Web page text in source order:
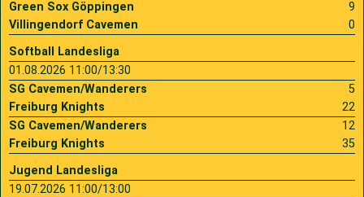
Green Sox Göppingen
9
Villingendorf Cavemen
0
Softball Landesliga
01.08.2026 11:00/13:30
SG Cavemen/Wanderers
5
Freiburg Knights
22
SG Cavemen/Wanderers
12
Freiburg Knights
35
Jugend Landesliga
19.07.2026 11:00/13:00